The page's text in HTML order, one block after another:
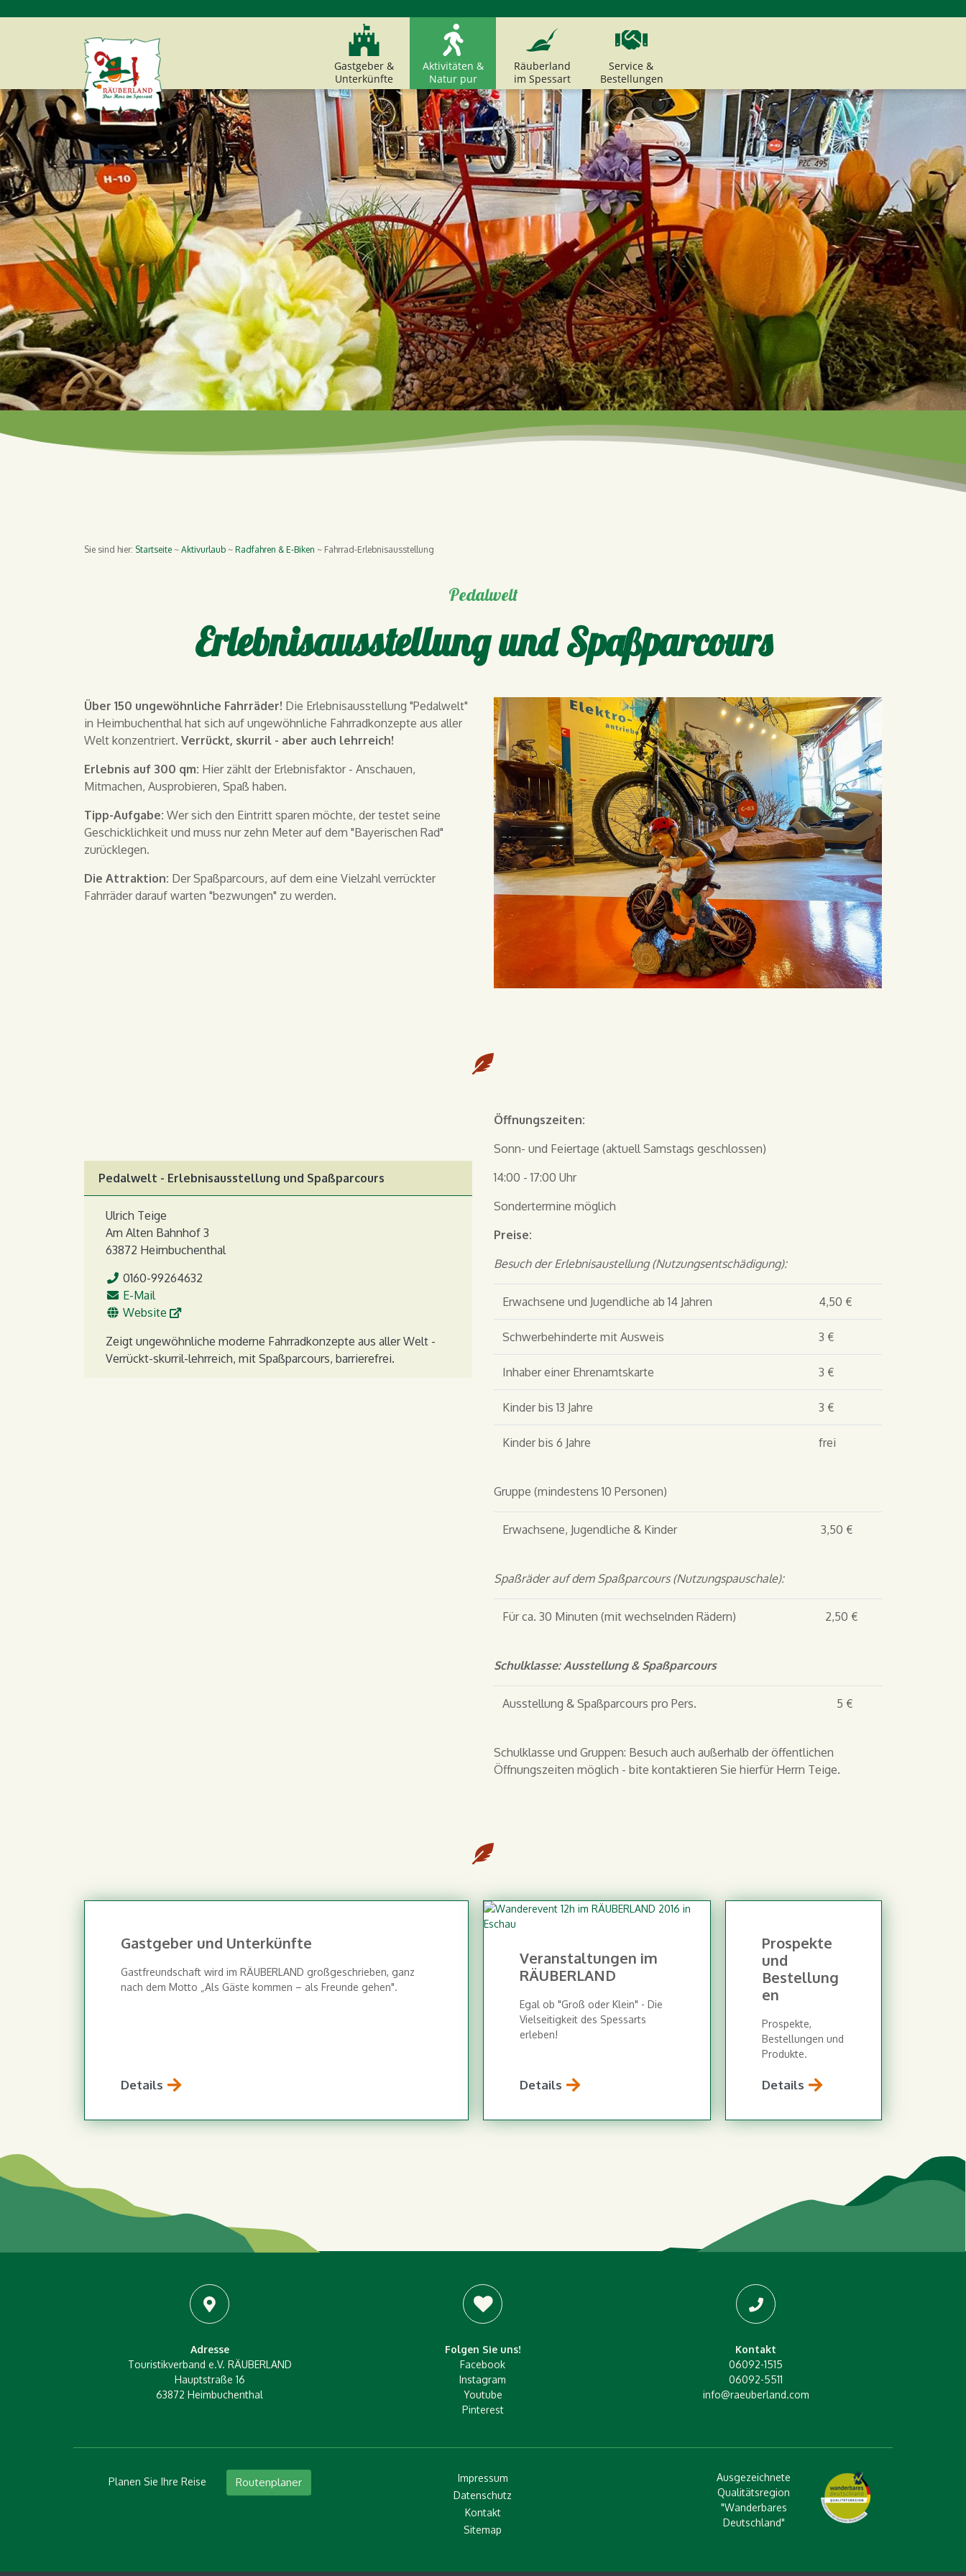
Gastgeber &
Unterkünfte
Aktivitäten &
Natur pur
Räuberland
im Spessart
Service &
Bestellungen
Sie sind hier: Startseite Aktivurlaub Radfahren & E-Biken Fahrrad-Erlebnisausstellung
Pedalwelt
Erlebnisausstellung und Spaßparcours
Über 150 ungewöhnliche Fahrräder! Die Erlebnisausstellung "Pedalwelt"
in Heimbuchenthal hat sich auf ungewöhnliche Fahrradkonzepte aus aller
Welt konzentriert. Verrückt, skurril - aber auch lehrreich!
Erlebnis auf 300 qm: Hier zählt der Erlebnisfaktor - Anschauen,
Mitmachen, Ausprobieren, Spaß haben.
Tipp-Aufgabe: Wer sich den Eintritt sparen möchte, der testet seine
Geschicklichkeit und muss nur zehn Meter auf dem "Bayerischen Rad"
zurücklegen.
Die Attraktion: Der Spaßparcours, auf dem eine Vielzahl verrückter
Fahrräder darauf warten "bezwungen" zu werden.
Pedalwelt - Erlebnisausstellung und Spaßparcours
Ulrich Teige
Am Alten Bahnhof 3
63872 Heimbuchenthal
Tel.
0160-99264632
E-Mail
E-Mail
WWW
Website
Zeigt ungewöhnliche moderne Fahrradkonzepte aus aller Welt -
Verrückt-skurril-lehrreich, mit Spaßparcours, barrierefrei.
Öffnungszeiten:
Sonn- und Feiertage (aktuell Samstags geschlossen)
14:00 - 17:00 Uhr
Sondertermine möglich
Preise:
Besuch der Erlebnisaustellung (Nutzungsentschädigung):
Erwachsene und Jugendliche ab 14 Jahren 4,50 €
Schwerbehinderte mit Ausweis 3 €
Inhaber einer Ehrenamtskarte 3 €
Kinder bis 13 Jahre 3 €
Kinder bis 6 Jahre frei
Gruppe (mindestens 10 Personen)
Erwachsene, Jugendliche & Kinder 3,50 €
Spaßräder auf dem Spaßparcours (Nutzungspauschale):
Für ca. 30 Minuten (mit wechselnden Rädern) 2,50 €
Schulklasse: Ausstellung & Spaßparcours
Ausstellung & Spaßparcours pro Pers. 5 €
Schulklasse und Gruppen: Besuch auch außerhalb der öffentlichen
Öffnungszeiten möglich - bite kontaktieren Sie hierfür Herrn Teige.
Gastgeber und Unterkünfte
Gastfreundschaft wird im RÄUBERLAND großgeschrieben, ganz
nach dem Motto „Als Gäste kommen – als Freunde gehen".
Details
Veranstaltungen im
RÄUBERLAND
Egal ob "Groß oder Klein" - Die
Vielseitigkeit des Spessarts
erleben!
Details
Prospekte
und
Bestellung
en
Prospekte,
Bestellungen und
Produkte.
Details
Adresse
Touristikverband e.V. RÄUBERLAND
Hauptstraße 16
63872 Heimbuchenthal
Folgen Sie uns!
Facebook
Instagram
Youtube
Pinterest
Kontakt
06092-1515
06092-5511
info@raeuberland.com
Planen Sie Ihre Reise Routenplaner
Impressum
Datenschutz
Kontakt
Sitemap
Ausgezeichnete
Qualitätsregion
"Wanderbares
Deutschland"